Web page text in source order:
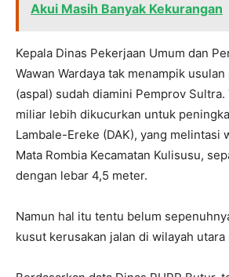
Akui Masih Banyak Kekurangan
Kepala Dinas Pekerjaan Umum dan
Wawan Wardaya tak menampik
(aspal) sudah diamini Pemprov Sultra.
miliar lebih dikucurkan untuk
Lambale-Ereke (DAK), yang melintasi
Mata Rombia Kecamatan Kulisusu,
dengan lebar 4,5 meter.
Namun hal itu tentu belum
kusut kerusakan jalan di wilayah